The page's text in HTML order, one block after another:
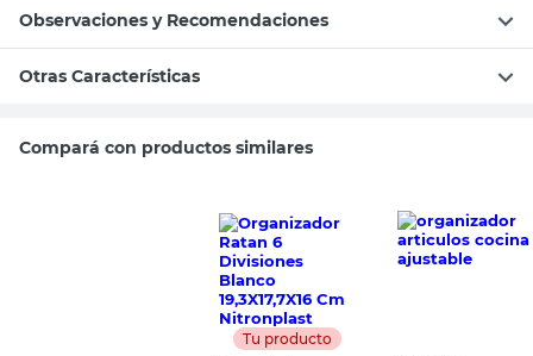
Observaciones y Recomendaciones
Otras Características
Compará con productos similares
Tu producto